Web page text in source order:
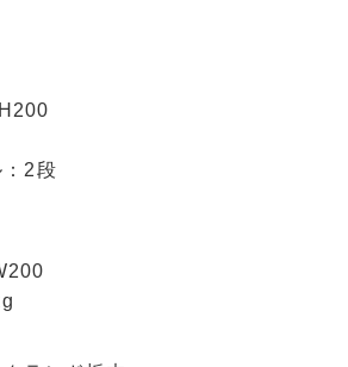
2段